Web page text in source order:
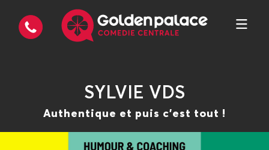
SYLVIE VDS
Authentique et puis c'est tout !